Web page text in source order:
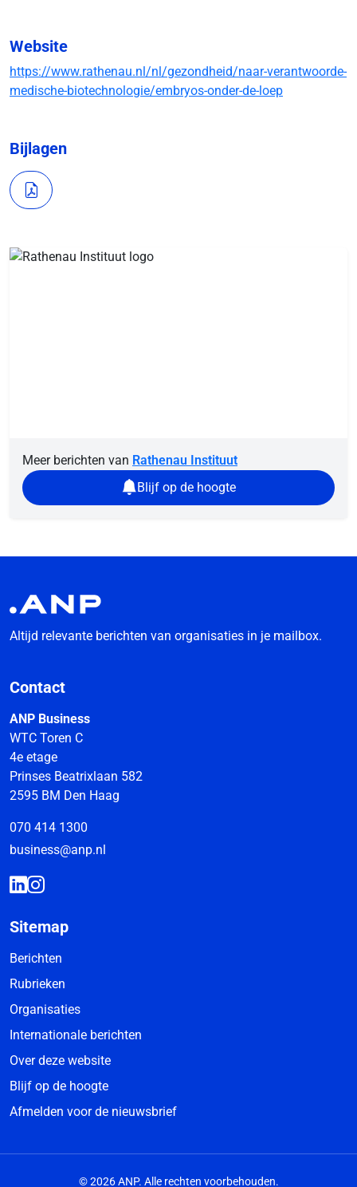
Website
https://www.rathenau.nl/nl/gezondheid/naar-verantwoorde-
medische-biotechnologie/embryos-onder-de-loep
Bijlagen
Meer berichten van Rathenau Instituut
Blijf op de hoogte
Altijd relevante berichten van organisaties in je mailbox.
Contact
ANP Business
WTC Toren C
4e etage
Prinses Beatrixlaan 582
2595 BM Den Haag
070 414 1300
business@anp.nl
Sitemap
Berichten
Rubrieken
Organisaties
Internationale berichten
Over deze website
Blijf op de hoogte
Afmelden voor de nieuwsbrief
© 2026 ANP. Alle rechten voorbehouden.